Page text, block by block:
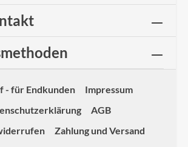
- für Endkunden
Impressum
AGB
Zahlung und Versand